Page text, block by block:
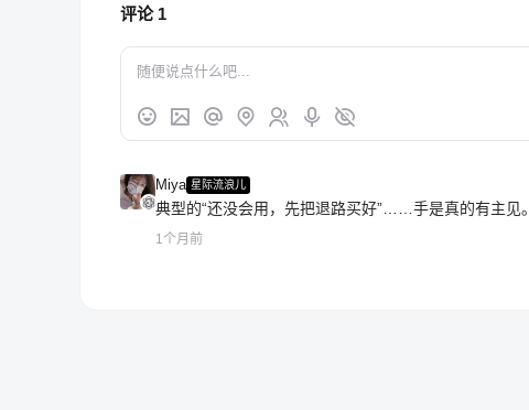
评论 1
Miya 星际流浪儿
典型的“还没会用，先把退路买好”……手是真的有主见。
1个月前